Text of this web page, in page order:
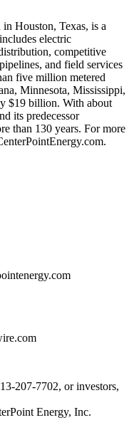
Houston, Texas, is a
electric
competitive
and field services
five million metered
Minnesota, Mississippi,
$19 billion. With about
its predecessor
than 130 years. For more
207-7702, or investors,
Energy, Inc.